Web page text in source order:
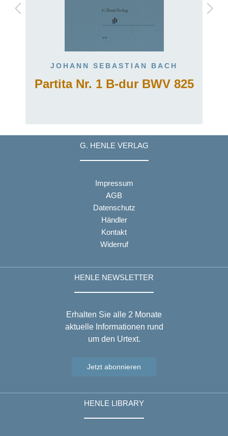
JOHANN SEBASTIAN BACH
Partita Nr. 1 B-dur BWV 825
G. HENLE VERLAG
Impressum
AGB
Datenschutz
Händler
Kontakt
Widerruf
HENLE NEWSLETTER
Erhalten Sie alle 2 Monate
aktuelle Informationen rund
um den Urtext.
Jetzt abonnieren
HENLE LIBRARY